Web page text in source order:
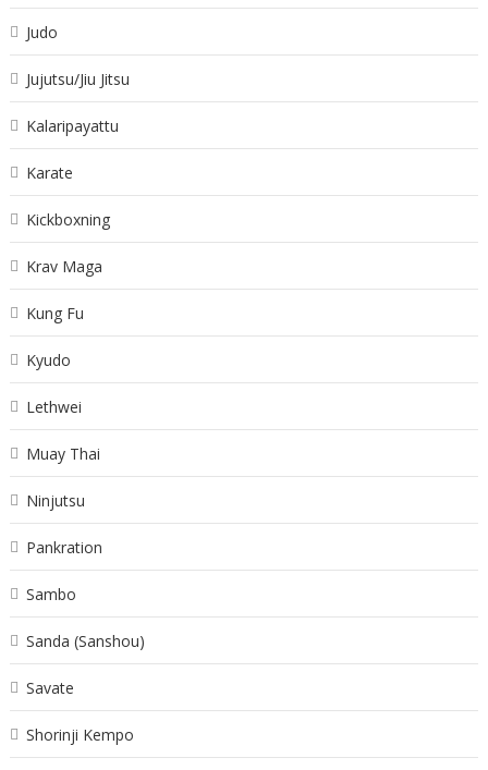
Judo
Jujutsu/Jiu Jitsu
Kalaripayattu
Karate
Kickboxning
Krav Maga
Kung Fu
Kyudo
Lethwei
Muay Thai
Ninjutsu
Pankration
Sambo
Sanda (Sanshou)
Savate
Shorinji Kempo